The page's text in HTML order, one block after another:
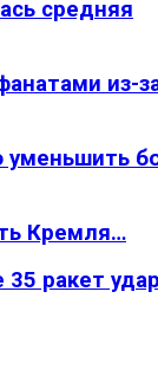
средняя
из-
Кремля…
ракет